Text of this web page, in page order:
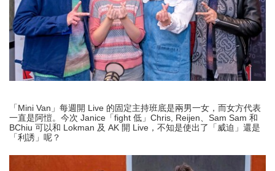
「Mini Van」每週開 Live 的固定主持班底是兩男一女，而女方代表
一直是阿愷。今次 Janice「fight 低」Chris, Reijen、Sam Sam 和
BChiu 可以和 Lokman 及 AK 開 Live，不知是使出了「威迫」還是
「利誘」呢？